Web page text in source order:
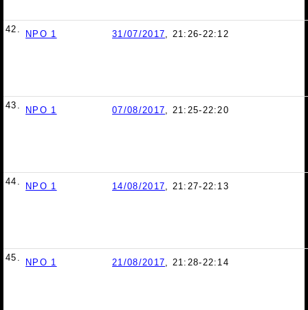
42. NPO 1 31/07/2017, 21:26-22:12
43. NPO 1 07/08/2017, 21:25-22:20
44. NPO 1 14/08/2017, 21:27-22:13
45. NPO 1 21/08/2017, 21:28-22:14